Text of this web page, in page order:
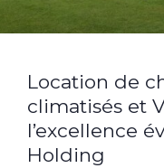
Location de
climatisés et
l’excellence
Holding